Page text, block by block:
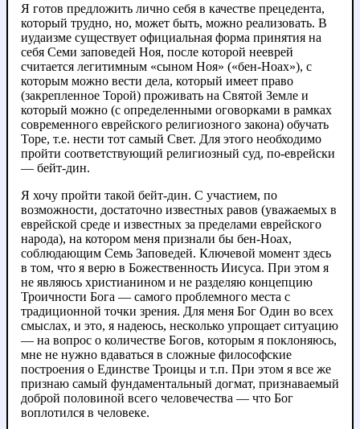
Я готов предложить лично себя в качестве прецедента,
который трудно, но, может быть, можно реализовать. В
иудаизме существует официальная форма принятия на
себя Семи заповедей Ноя, после которой нееврей
считается легитимным «сыном Ноя» («бен-Ноах»), с
которым можно вести дела, который имеет право
(закрепленное Торой) проживать на Святой Земле и
который можно (с определенными оговорками в рамках
современного еврейского религиозного закона) обучать
Торе, т.е. нести тот самый Свет. Для этого необходимо
пройти соответствующий религиозный суд, по-еврейски
— бейт-дин.
Я хочу пройти такой бейт-дин. С участием, по
возможности, достаточно известных равов (уважаемых в
еврейской среде и известных за пределами еврейского
народа), на котором меня признали бы бен-Ноах,
соблюдающим Семь Заповедей. Ключевой момент здесь
в том, что я верю в Божественность Иисуса. При этом я
не являюсь христианином и не разделяю концепцию
Троичности Бога — самого проблемного места с
традиционной точки зрения. Для меня Бог Один во всех
смыслах, и это, я надеюсь, несколько упрощает ситуацию
— на вопрос о количестве Богов, которым я поклоняюсь,
мне не нужно вдаваться в сложные философские
построения о Единстве Троицы и т.п. При этом я все же
признаю самый фундаментальный догмат, признаваемый
доброй половиной всего человечества — что Бог
воплотился в человеке.